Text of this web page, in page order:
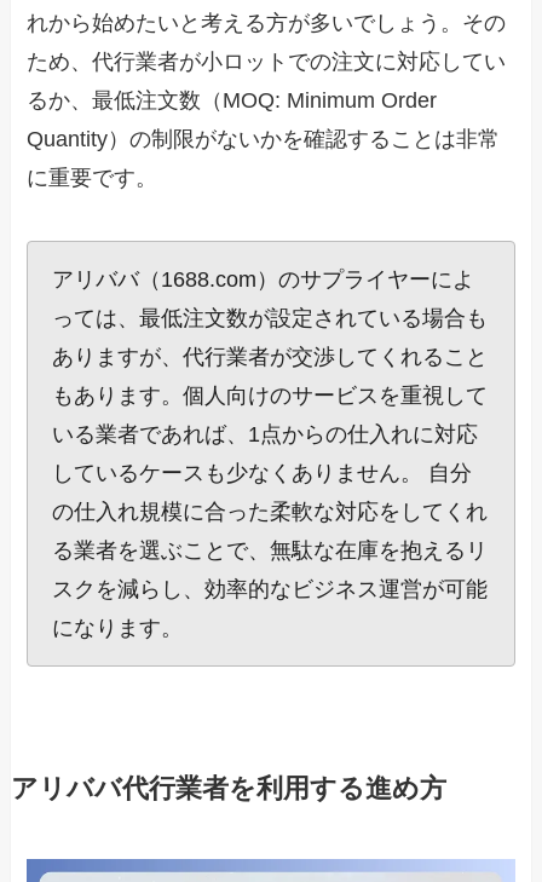
れから始めたいと考える方が多いでしょう。その
ため、代行業者が小ロットでの注文に対応してい
るか、最低注文数（MOQ: Minimum Order
Quantity）の制限がないかを確認することは非常
に重要です。
アリババ（1688.com）のサプライヤーによ
っては、最低注文数が設定されている場合も
ありますが、代行業者が交渉してくれること
もあります。個人向けのサービスを重視して
いる業者であれば、1点からの仕入れに対応
しているケースも少なくありません。 自分
の仕入れ規模に合った柔軟な対応をしてくれ
る業者を選ぶことで、無駄な在庫を抱えるリ
スクを減らし、効率的なビジネス運営が可能
になります。
アリババ代行業者を利用する進め方